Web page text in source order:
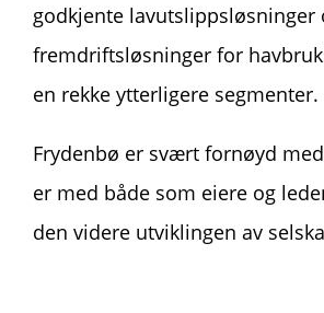
godkjente lavutslippsløsninger
fremdriftsløsninger for
en rekke ytterligere segmenter.
Frydenbø er svært fornøyd
er med både som eiere og
den videre utviklingen av